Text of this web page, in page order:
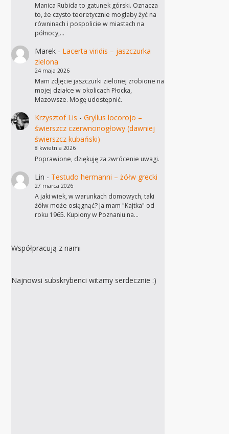
Manica Rubida to gatunek górski. Oznacza
to, że czysto teoretycznie mogłaby żyć na
równinach i pospolicie w miastach na
północy,…
Marek- Lacerta viridis – jaszczurka
zielona
24 maja 2026
Mam zdjęcie jaszczurki zielonej zrobione na
mojej działce w okolicach Płocka,
Mazowsze. Mogę udostępnić.
Krzysztof Lis - Gryllus locorojo –
świerszcz czerwnonogłowy (dawniej
świerszcz kubański)
8 kwietnia 2026
Poprawione, dziękuję za zwrócenie uwagi.
Lin - Testudo hermanni – żółw grecki
27 marca 2026
A jaki wiek, w warunkach domowych, taki
żółw może osiągnąć? Ja mam "Kajtka" od
roku 1965. Kupiony w Poznaniu na…
Współpracują z nami
Najnowsi subskrybenci witamy serdecznie :)